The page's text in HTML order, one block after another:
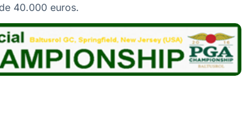
40.000 euros.